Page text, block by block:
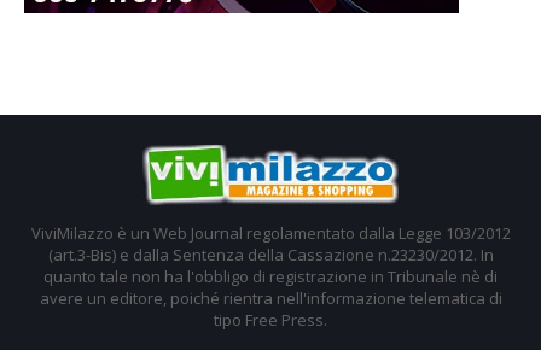
ViviMilazzo è un Web Journal regolamentato dalla Legge 103/2012
(art.3-Bis) e dalla Sentenza della Cassazione n.23230/2012. In
quanto tale non ha l'obbligo di registrazione in Tribunale nè di
avere un editore, poiché rientra nell'informazione telematica di
tipo Free Press.